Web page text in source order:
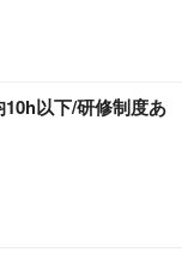
以下/研修制度あ